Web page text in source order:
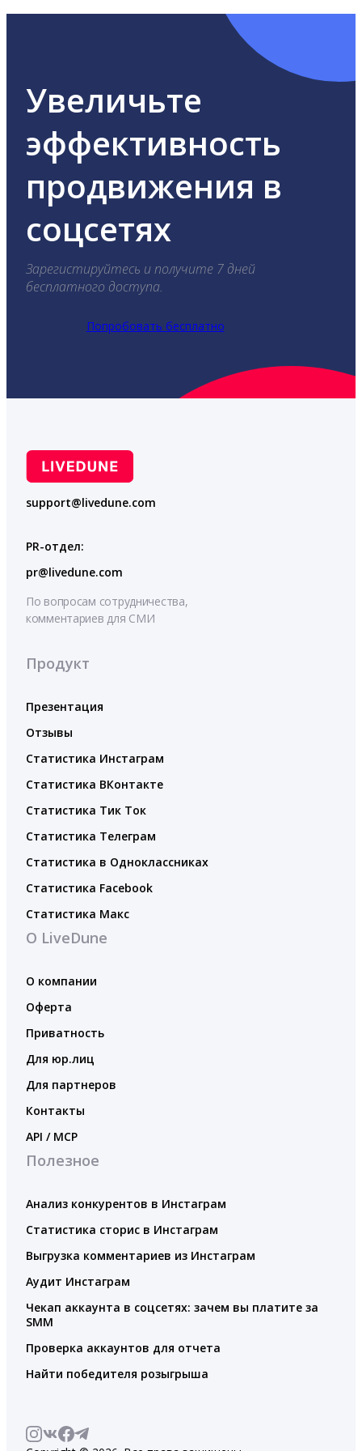
Увеличьте
эффективность
продвижения в
соцсетях
Зарегистируйтесь и получите 7 дней
бесплатного доступа.
Попробовать бесплатно
support@livedune.com
PR-отдел:
pr@livedune.com
По вопросам сотрудничества,
комментариев для СМИ
Продукт
Презентация
Отзывы
Статистика Инстаграм
Статистика ВКонтакте
Статистика Тик Ток
Статистика Телеграм
Статистика в Одноклассниках
Статистика Facebook
Статистика Макс
О LiveDune
О компании
Оферта
Приватность
Для юр.лиц
Для партнеров
Контакты
API / MCP
Полезное
Анализ конкурентов в Инстаграм
Статистика сторис в Инстаграм
Выгрузка комментариев из Инстаграм
Аудит Инстаграм
Чекап аккаунта в соцсетях: зачем вы платите за
SMM
Проверка аккаунтов для отчета
Найти победителя розыгрыша